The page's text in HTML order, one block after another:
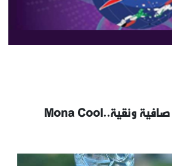
منى مياه طبيعية صافية ونقية..Mona Cool